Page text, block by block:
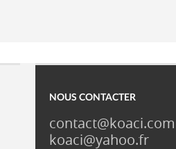
NOUS CONTACTER
contact@koaci.com
koaci@yahoo.fr